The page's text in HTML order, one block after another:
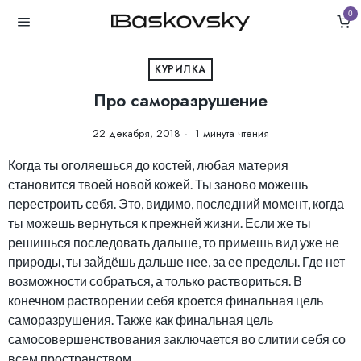
0
КУРИЛКА
Про саморазрушение
22 декабря, 2018 1 минута чтения
Когда ты оголяешься до костей, любая материя
становится твоей новой кожей. Ты заново можешь
перестроить себя. Это, видимо, последний момент, когда
ты можешь вернуться к прежней жизни. Если же ты
решишься последовать дальше, то примешь вид уже не
природы, ты зайдёшь дальше нее, за ее пределы. Где нет
возможности собраться, а только раствориться. В
конечном растворении себя кроется финальная цель
саморазрушения. Также как финальная цель
самосовершенствования заключается во слитии себя со